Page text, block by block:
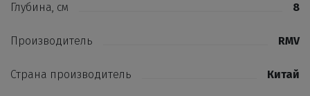
Глубина, см 8
Производитель RMV
Страна производитель Китай